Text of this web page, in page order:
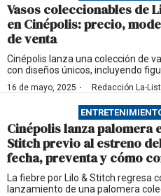
Vasos coleccionables de
en Cinépolis: precio,
de venta
Cinépolis lanza una colección de
con diseños únicos, incluyendo
16 de mayo, 2025 · Redacción La-
Cinépolis lanza palomera
Stitch previo al estreno
fecha, preventa y cómo
La fiebre por Lilo & Stitch regresa
lanzamiento de una palomera